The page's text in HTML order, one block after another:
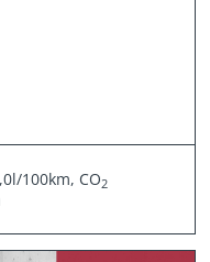
100km, CO2